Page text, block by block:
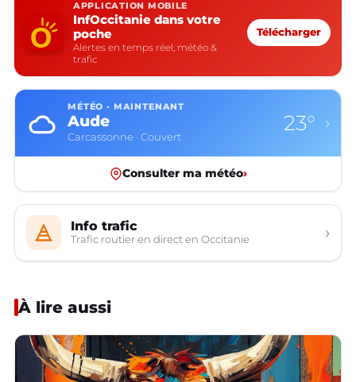
APPLICATION MOBILE
InfOccitanie dans votre
poche
Alertes en temps réel, météo &
trafic
Télécharger
MÉTÉO · MAINTENANT
Aude
Carcassonne · Couvert
23° ›
Consulter ma météo›
Info trafic
Trafic routier en direct en Occitanie ›
À lire aussi